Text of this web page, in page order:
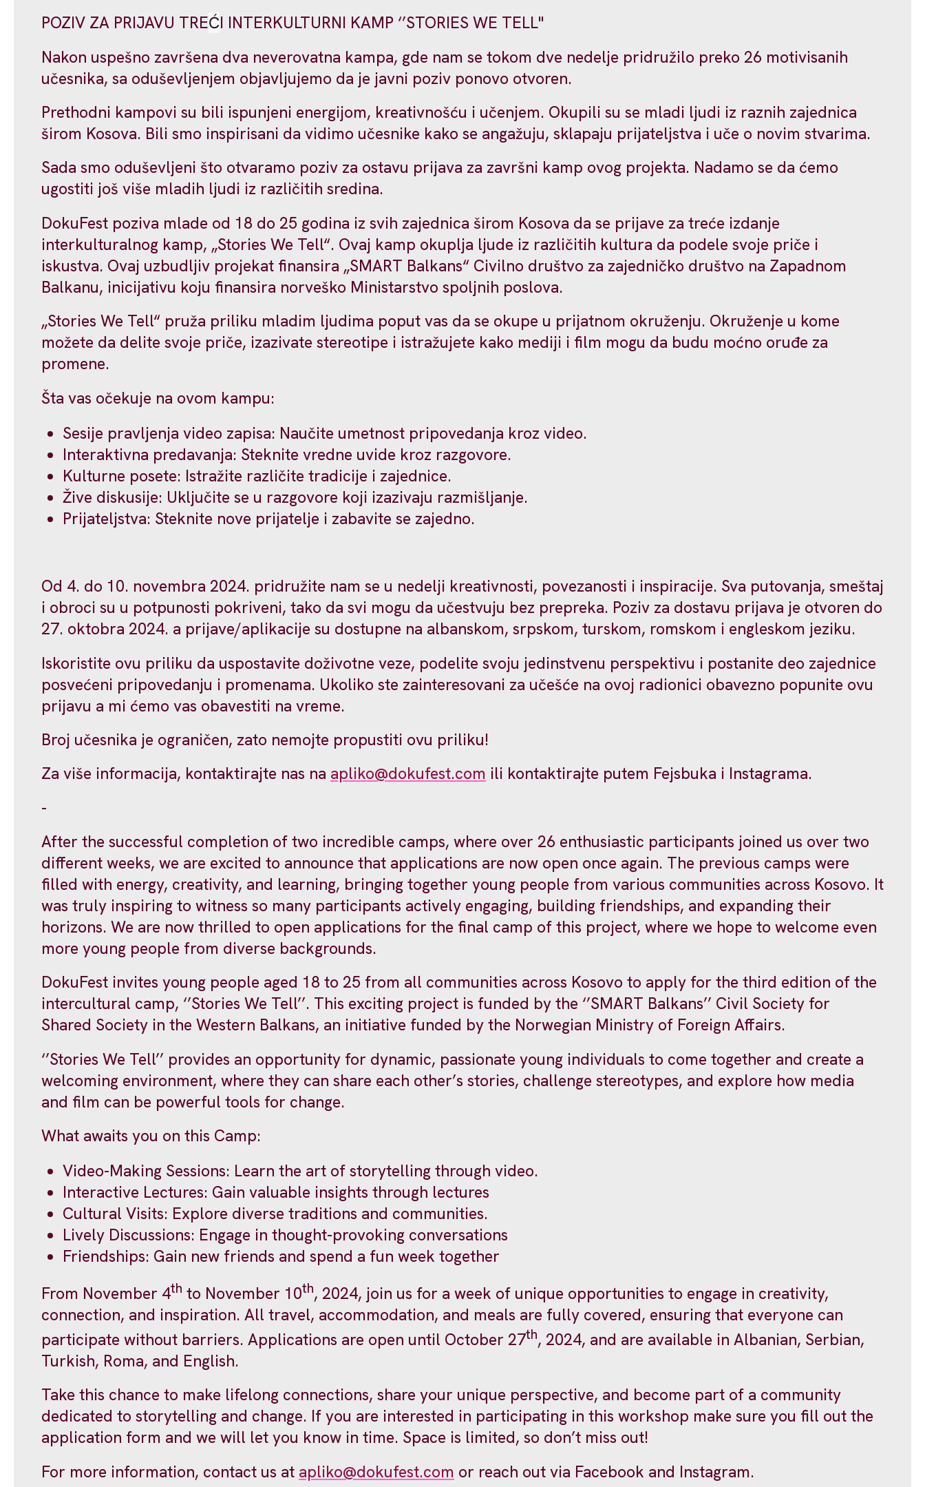
POZIV ZA PRIJAVU TREĆI INTERKULTURNI KAMP ‘’STORIES WE TELL''
Nakon uspešno završena dva neverovatna kampa, gde nam se tokom dve nedelje pridružilo preko 26 motivisanih
učesnika, sa oduševljenjem objavljujemo da je javni poziv ponovo otvoren.
Prethodni kampovi su bili ispunjeni energijom, kreativnošću i učenjem. Okupili su se mladi ljudi iz raznih zajednica
širom Kosova. Bili smo inspirisani da vidimo učesnike kako se angažuju, sklapaju prijateljstva i uče o novim stvarima.
Sada smo oduševljeni što otvaramo poziv za ostavu prijava za završni kamp ovog projekta. Nadamo se da ćemo
ugostiti još više mladih ljudi iz različitih sredina.
DokuFest poziva mlade od 18 do 25 godina iz svih zajednica širom Kosova da se prijave za treće izdanje
interkulturalnog kamp, „Stories We Tell“. Ovaj kamp okuplja ljude iz različitih kultura da podele svoje priče i
iskustva. Ovaj uzbudljiv projekat finansira „SMART Balkans“ Civilno društvo za zajedničko društvo na Zapadnom
Balkanu, inicijativu koju finansira norveško Ministarstvo spoljnih poslova.
„Stories We Tell“ pruža priliku mladim ljudima poput vas da se okupe u prijatnom okruženju. Okruženje u kome
možete da delite svoje priče, izazivate stereotipe i istražujete kako mediji i film mogu da budu moćno oruđe za
promene.
Šta vas očekuje na ovom kampu:
Sesije pravljenja video zapisa: Naučite umetnost pripovedanja kroz video.
Interaktivna predavanja: Steknite vredne uvide kroz razgovore.
Kulturne posete: Istražite različite tradicije i zajednice.
Žive diskusije: Uključite se u razgovore koji izazivaju razmišljanje.
Prijateljstva: Steknite nove prijatelje i zabavite se zajedno.
Od 4. do 10. novembra 2024. pridružite nam se u nedelji kreativnosti, povezanosti i inspiracije. Sva putovanja, smeštaj
i obroci su u potpunosti pokriveni, tako da svi mogu da učestvuju bez prepreka. Poziv za dostavu prijava je otvoren do
27. oktobra 2024. a prijave/aplikacije su dostupne na albanskom, srpskom, turskom, romskom i engleskom jeziku.
Iskoristite ovu priliku da uspostavite doživotne veze, podelite svoju jedinstvenu perspektivu i postanite deo zajednice
posvećeni pripovedanju i promenama. Ukoliko ste zainteresovani za učešće na ovoj radionici obavezno popunite ovu
prijavu a mi ćemo vas obavestiti na vreme.
Broj učesnika je ograničen, zato nemojte propustiti ovu priliku!
Za više informacija, kontaktirajte nas na apliko@dokufest.com ili kontaktirajte putem Fejsbuka i Instagrama.
-
After the successful completion of two incredible camps, where over 26 enthusiastic participants joined us over two
different weeks, we are excited to announce that applications are now open once again. The previous camps were
filled with energy, creativity, and learning, bringing together young people from various communities across Kosovo. It
was truly inspiring to witness so many participants actively engaging, building friendships, and expanding their
horizons. We are now thrilled to open applications for the final camp of this project, where we hope to welcome even
more young people from diverse backgrounds.
DokuFest invites young people aged 18 to 25 from all communities across Kosovo to apply for the third edition of the
intercultural camp, ‘’Stories We Tell’’. This exciting project is funded by the ‘’SMART Balkans’’ Civil Society for
Shared Society in the Western Balkans, an initiative funded by the Norwegian Ministry of Foreign Affairs.
‘’Stories We Tell’’ provides an opportunity for dynamic, passionate young individuals to come together and create a
welcoming environment, where they can share each other’s stories, challenge stereotypes, and explore how media
and film can be powerful tools for change.
What awaits you on this Camp:
Video-Making Sessions: Learn the art of storytelling through video.
Interactive Lectures: Gain valuable insights through lectures
Cultural Visits: Explore diverse traditions and communities.
Lively Discussions: Engage in thought-provoking conversations
Friendships: Gain new friends and spend a fun week together
From November 4th to November 10th, 2024, join us for a week of unique opportunities to engage in creativity,
connection, and inspiration. All travel, accommodation, and meals are fully covered, ensuring that everyone can
participate without barriers. Applications are open until October 27th, 2024, and are available in Albanian, Serbian,
Turkish, Roma, and English.
Take this chance to make lifelong connections, share your unique perspective, and become part of a community
dedicated to storytelling and change. If you are interested in participating in this workshop make sure you fill out the
application form and we will let you know in time. Space is limited, so don’t miss out!
For more information, contact us at apliko@dokufest.com or reach out via Facebook and Instagram.